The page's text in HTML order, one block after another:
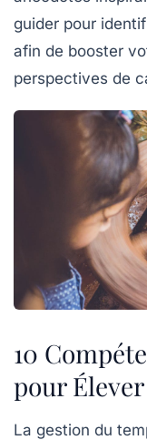
guider pour
afin de booster
perspectives de
10
pour
La gestion du